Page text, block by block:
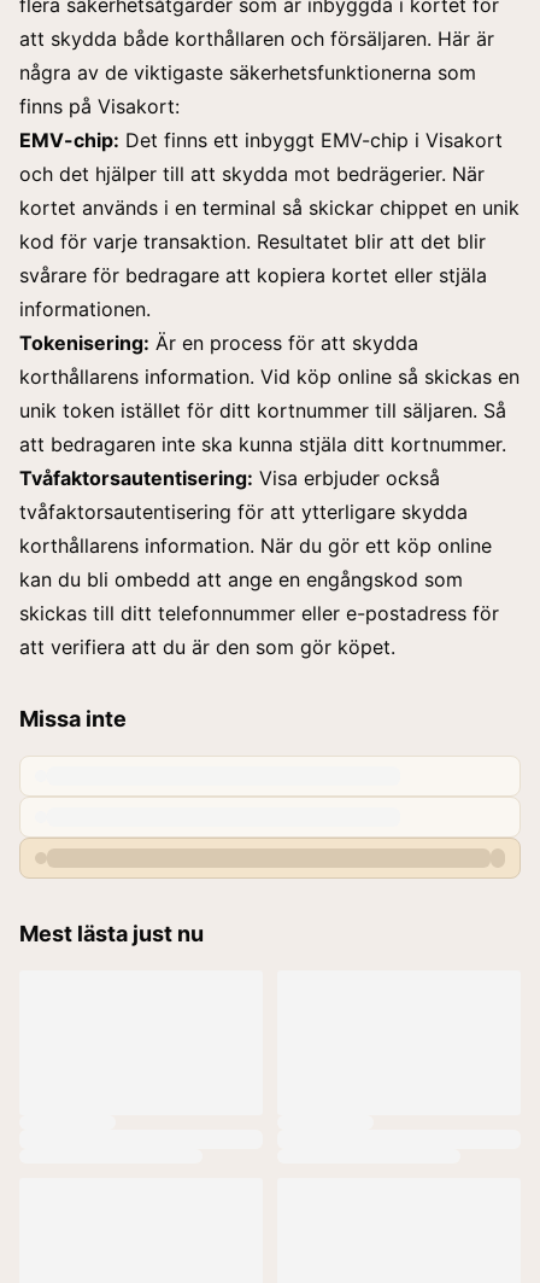
flera säkerhetsåtgärder som är inbyggda i kortet för
att skydda både korthållaren och försäljaren. Här är
några av de viktigaste säkerhetsfunktionerna som
finns på Visakort:
EMV-chip: Det finns ett inbyggt EMV-chip i Visakort
och det hjälper till att skydda mot bedrägerier. När
kortet används i en terminal så skickar chippet en unik
kod för varje transaktion. Resultatet blir att det blir
svårare för bedragare att kopiera kortet eller stjäla
informationen.
Tokenisering: Är en process för att skydda
korthållarens information. Vid köp online så skickas en
unik token istället för ditt kortnummer till säljaren. Så
att bedragaren inte ska kunna stjäla ditt kortnummer.
Tvåfaktorsautentisering: Visa erbjuder också
tvåfaktorsautentisering för att ytterligare skydda
korthållarens information. När du gör ett köp online
kan du bli ombedd att ange en engångskod som
skickas till ditt telefonnummer eller e-postadress för
att verifiera att du är den som gör köpet.
Missa inte
Mest lästa just nu